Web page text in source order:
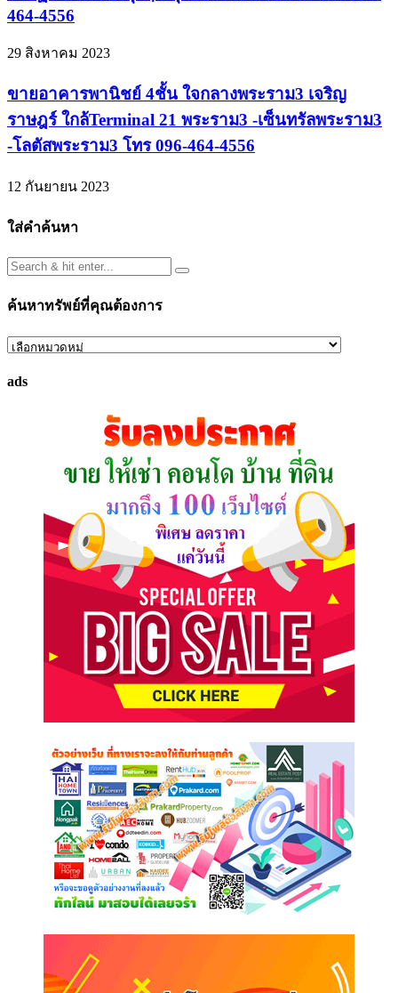
464-4556
29 สิงหาคม 2023
ขายอาคารพานิชย์ 4ชั้น ใจกลางพระราม3 เจริญ
ราษฎร์ ใกล้Terminal 21 พระราม3 -เซ็นทรัลพระราม3
-โลตัสพระราม3 โทร 096-464-4556
12 กันยายน 2023
ใส่คำค้นหา
ค้นหาทรัพย์ที่คุณต้องการ
ค้นหา
ที่
ads